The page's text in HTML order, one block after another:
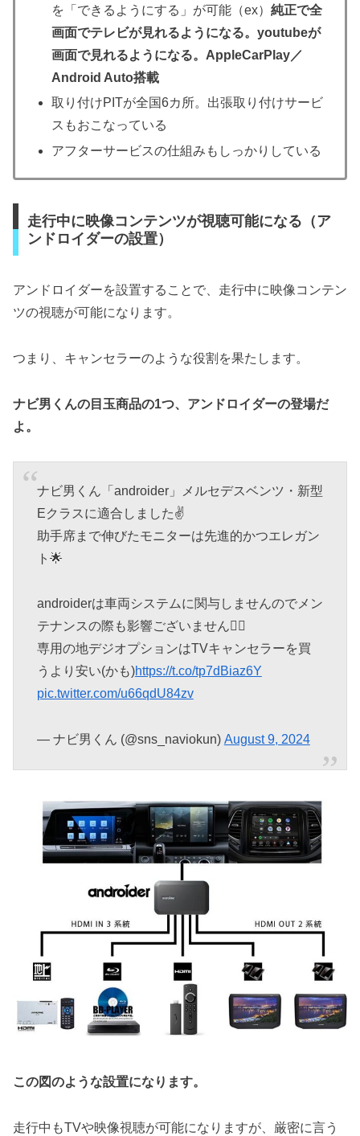
を「できるようにする」が可能（ex）純正で全
画面でテレビが見れるようになる。youtubeが
画面で見れるようになる。AppleCarPlay／
Android Auto搭載
取り付けPITが全国6カ所。出張取り付けサービ
スもおこなっている
アフターサービスの仕組みもしっかりしている
走行中に映像コンテンツが視聴可能になる（ア
ンドロイダーの設置）
アンドロイダーを設置することで、走行中に映像コンテン
ツの視聴が可能になります。
つまり、キャンセラーのような役割を果たします。
ナビ男くんの目玉商品の1つ、アンドロイダーの登場だ
よ。
ナビ男くん「androider」メルセデスベンツ・新型
Eクラスに適合しました✌️
助手席まで伸びたモニターは先進的かつエレガン
ト🌟
androiderは車両システムに関与しませんのでメン
テナンスの際も影響ございません🙇‍♀️
専用の地デジオプションはTVキャンセラーを買
うより安い(かも)https://t.co/tp7dBiaz6Y
pic.twitter.com/u66qdU84zv
— ナビ男くん (@sns_naviokun) August 9, 2024
この図のような設置になります。
走行中もTVや映像視聴が可能になりますが、厳密に言う